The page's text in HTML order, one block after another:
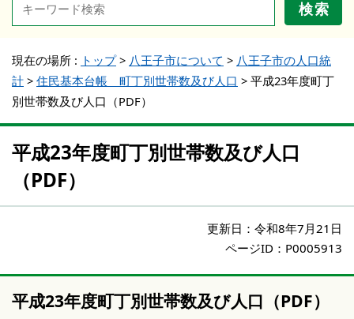
検索
現在の場所 : トップ> 八王子市について > 八王子市の人口統
計 > 住民基本台帳 町丁別世帯数及び人口 > 平成23年度町丁
別世帯数及び人口（PDF）
平成23年度町丁別世帯数及び人口
（PDF）
更新日： 令和8年7月21日
ページID：P0005913
平成23年度町丁別世帯数及び人口（PDF）